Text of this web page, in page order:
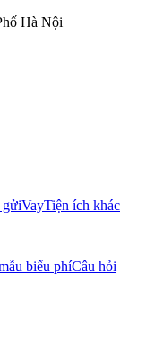
Hà Nội
gửiVayTiện ích khác
biểu phíCâu hỏi